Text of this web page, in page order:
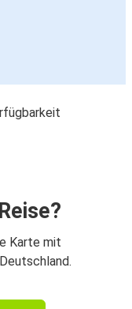
Karte mit